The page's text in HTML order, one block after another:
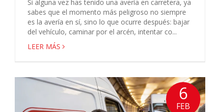
Si alguna vez has tenido una avería en carretera, ya
sabes que el momento más peligroso no siempre
es la avería en sí, sino lo que ocurre después: bajar
del vehículo, caminar por el arcén, intentar co...
LEER MÁS
6
FEB